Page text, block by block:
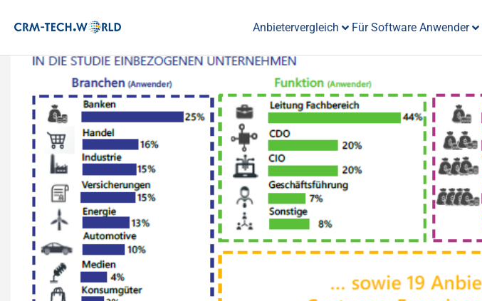
Anbietervergleich Für Software Anwender